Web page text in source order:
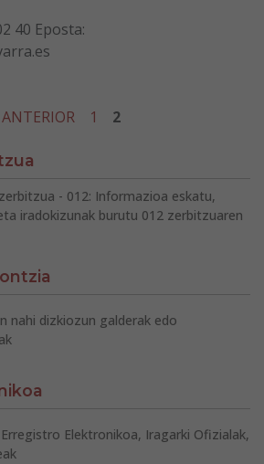
40 Eposta:
1 2
- 012: Informazioa eskatu,
iradokizunak burutu 012 zerbitzuaren
nahi dizkiozun galderak edo
Elektronikoa, Iragarki Ofizialak,